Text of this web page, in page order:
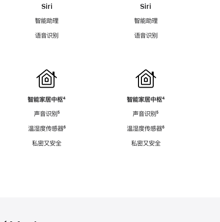
Siri
智能助理
语音识别
智能家居中枢脚
⁴
声音识别脚
⁵
温湿度传感器脚
⁶
私密又安全
Siri
智能助理
语音识别
智能家居中枢脚
⁴
声音识别脚
⁵
温湿度传感器脚
⁶
私密又安全